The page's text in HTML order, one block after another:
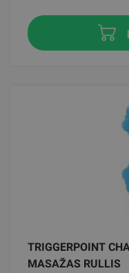
TRIGGERPOINT
MASAŽAS RULLIS